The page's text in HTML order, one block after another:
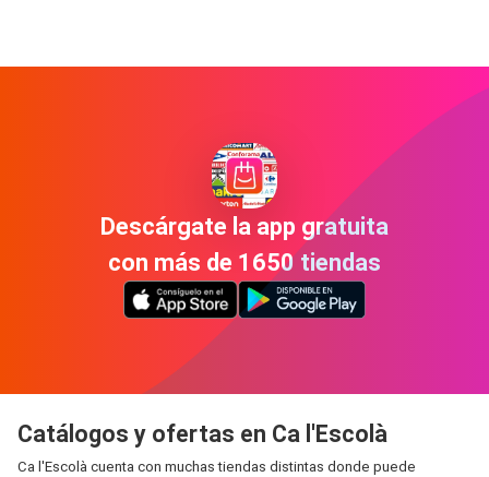
Descárgate la app gratuita
con más de 1650 tiendas
Catálogos y ofertas en Ca l'Escolà
Ca l'Escolà cuenta con muchas tiendas distintas donde puede